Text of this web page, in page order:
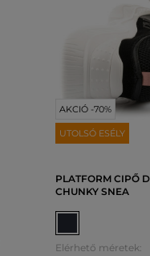
AKCIÓ -70%
UTOLSÓ ESÉLY
PLATFORM CIPŐ
CHUNKY SNEA
Elérhető méretek: